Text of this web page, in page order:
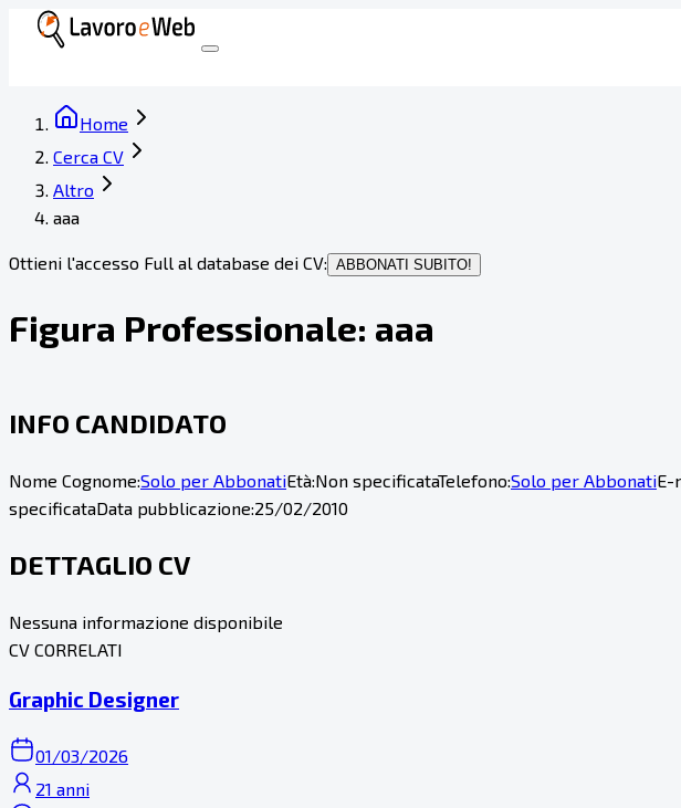
Home
Cerca CV
Altro
aaa
Ottieni l'accesso Full al database dei CV: ABBONATI SUBITO!
Figura Professionale: aaa
INFO CANDIDATO
Nome Cognome:Solo per AbbonatiEtà:Non specificataTelefono:Solo per AbbonatiE-
specificataData pubblicazione:25/02/2010
DETTAGLIO CV
Nessuna informazione disponibile
CV CORRELATI
Graphic Designer
01/03/2026
21 anni